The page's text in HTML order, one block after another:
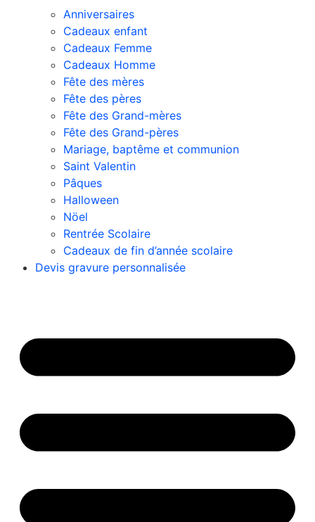
Anniversaires
Cadeaux enfant
Cadeaux Femme
Cadeaux Homme
Fête des mères
Fête des pères
Fête des Grand-mères
Fête des Grand-pères
Mariage, baptême et communion
Saint Valentin
Pâques
Halloween
Nöel
Rentrée Scolaire
Cadeaux de fin d’année scolaire
Devis gravure personnalisée